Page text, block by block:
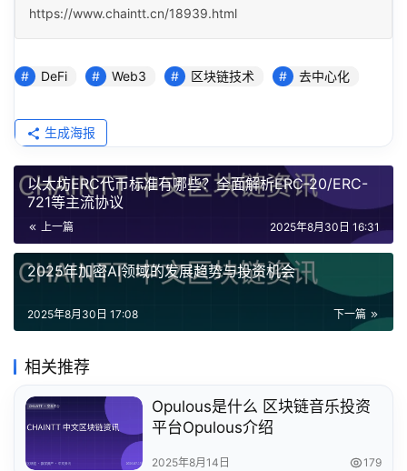
https://www.chaintt.cn/18939.html
DeFi Web3 区块链技术 去中心化
生成海报
以太坊ERC代币标准有哪些？全面解析ERC-20/ERC-
721等主流协议
上一篇 2025年8月30日 16:31
2025年加密AI领域的发展趋势与投资机会
下一篇
2025年8月30日 17:08
相关推荐
Opulous是什么 区块链音乐投资
平台Opulous介绍
2025年8月14日 179